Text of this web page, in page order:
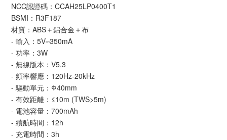
NCC認證碼：CCAH25LP0400T1
BSMI：R3F187
材質：ABS＋鋁合金＋布
- 輸入：5V⎓350mA
- 功率：3W
- 無線版本：V5.3
- 頻率響應：120Hz-20kHz
- 驅動單元：Φ40mm
- 有效距離：≤10m (TWS>5m)
- 電池容量：700mAh
- 續航時間：12h
- 充電時間：3h